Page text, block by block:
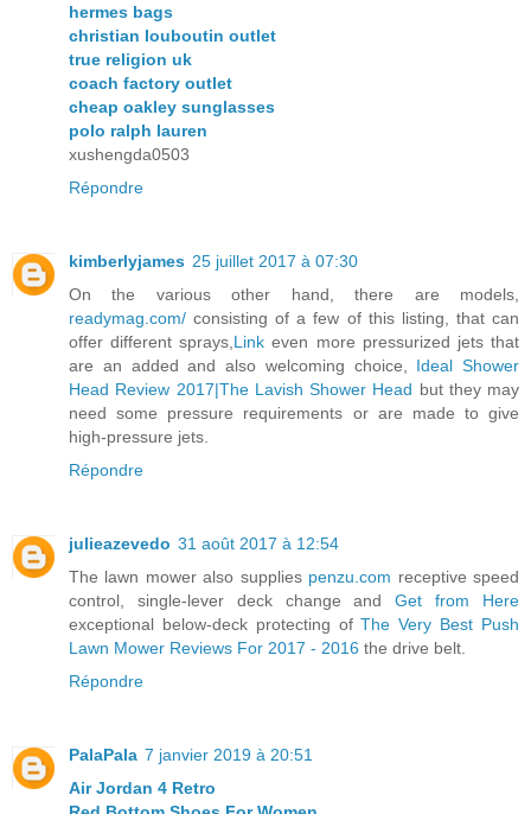
hermes bags
christian louboutin outlet
true religion uk
coach factory outlet
cheap oakley sunglasses
polo ralph lauren
xushengda0503
Répondre
kimberlyjames 25 juillet 2017 à 07:30
On the various other hand, there are models,
readymag.com/ consisting of a few of this listing, that can
offer different sprays,Link even more pressurized jets that
are an added and also welcoming choice, Ideal Shower
Head Review 2017|The Lavish Shower Head but they may
need some pressure requirements or are made to give
high-pressure jets.
Répondre
julieazevedo 31 août 2017 à 12:54
The lawn mower also supplies penzu.com receptive speed
control, single-lever deck change andGet from Here
exceptional below-deck protecting ofThe Very Best Push
Lawn Mower Reviews For 2017 - 2016 the drive belt.
Répondre
PalaPala 7 janvier 2019 à 20:51
Air Jordan 4 Retro